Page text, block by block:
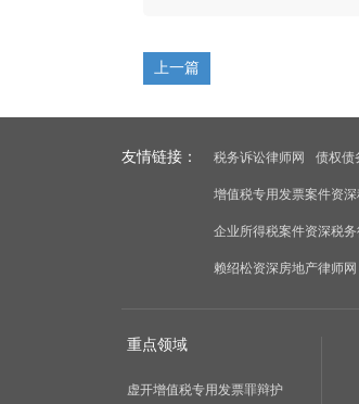
上一篇
友情链接： 税务诉讼律师网 债权债
增值税专用发票案件资深
企业所得税案件资深税务
赖绍松资深房地产律师网
重点领域
虚开增值税专用发票罪辩护